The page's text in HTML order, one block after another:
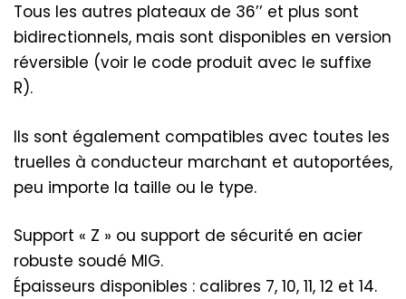
Tous les autres plateaux de 36’’ et plus sont
bidirectionnels, mais sont disponibles en version
réversible (voir le code produit avec le suffixe
R).
Ils sont également compatibles avec toutes les
truelles à conducteur marchant et autoportées,
peu importe la taille ou le type.
Support « Z » ou support de sécurité en acier
robuste soudé MIG.
Épaisseurs disponibles : calibres 7, 10, 11, 12 et 14.